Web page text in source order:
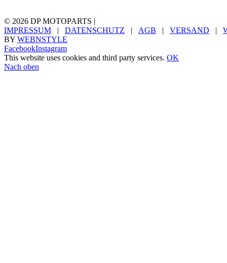
© 2026 DP MOTOPARTS |
IMPRESSUM | DATENSCHUTZ | AGB | VERSAND |
BY WEBNSTYLE
FacebookInstagram
This website uses cookies and third party services. OK
Nach oben